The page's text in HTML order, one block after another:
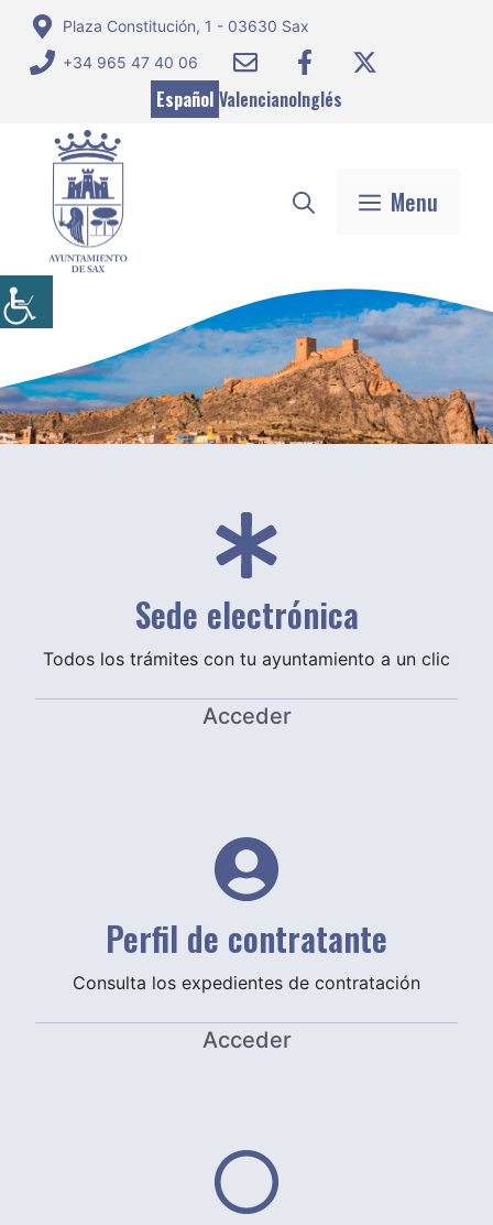
Saltar
contenido
Plaza Constitución, 1 - 03630 Sax
+34 965 47 40 06
Español ValencianoInglés
Menu
Sede electrónica
Todos los trámites con tu ayuntamiento a un clic
Acceder
Perfil de contratante
Consulta los expedientes de contratación
Acceder